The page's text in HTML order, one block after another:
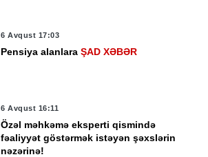
6 Avqust 17:03
Pensiya alanlaraŞAD XƏBƏR
6 Avqust 16:11
Özəl məhkəmə eksperti qismində
fəaliyyət göstərmək istəyən şəxslərin
nəzərinə!